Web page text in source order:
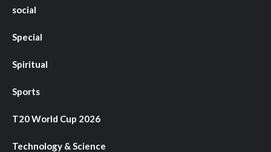
social
Special
Spiritual
Sports
T20 World Cup 2026
Technology & Science